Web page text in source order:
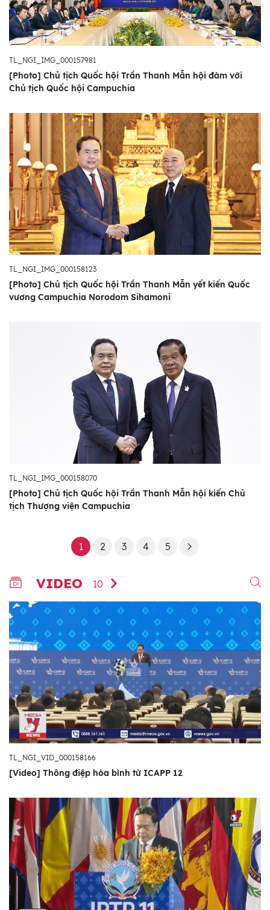
TL_NGI_IMG_000157981
[Photo] Chủ tịch Quốc hội Trần Thanh Mẫn hội đàm với
Chủ tịch Quốc hội Campuchia
TL_NGI_IMG_000158123
[Photo] Chủ tịch Quốc hội Trần Thanh Mẫn yết kiến Quốc
vương Campuchia Norodom Sihamoni
TL_NGI_IMG_000158070
[Photo] Chủ tịch Quốc hội Trần Thanh Mẫn hội kiến Chủ
tịch Thượng viện Campuchia
1 2 3 4 5
VIDEO 10
TL_NGI_VID_000158166
[Video] Thông điệp hòa bình từ ICAPP 12